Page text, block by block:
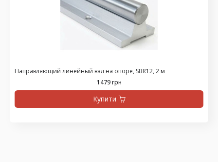
Направляющий линейный вал на опоре, SBR12, 2 м
1479 грн
Купити